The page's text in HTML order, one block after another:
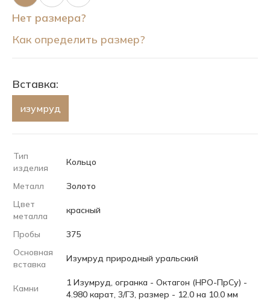
Нет размера?
Как определить размер?
Вставка:
изумруд
Тип
изделия
Кольцо
Металл
Золото
Цвет
металла
красный
Пробы
375
Основная
вставка
Изумруд природный уральский
Камни
1 Изумруд, огранка - Октагон (НРО-ПрСу) -
4.980 карат, 3/Г3, размер - 12.0 на 10.0 мм